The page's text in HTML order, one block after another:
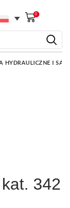
0
HYDRAULICZNE I
342